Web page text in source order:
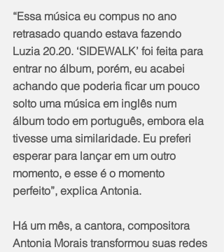
“Essa música eu compus no ano
retrasado quando estava fazendo
Luzia 20.20. ‘SIDEWALK’ foi feita para
entrar no álbum, porém, eu acabei
achando que poderia ficar um pouco
solto uma música em inglês num
álbum todo em português, embora ela
tivesse uma similaridade. Eu preferi
esperar para lançar em um outro
momento, e esse é o momento
perfeito”, explica Antonia.
Há um mês, a cantora, compositora
Antonia Morais transformou suas redes